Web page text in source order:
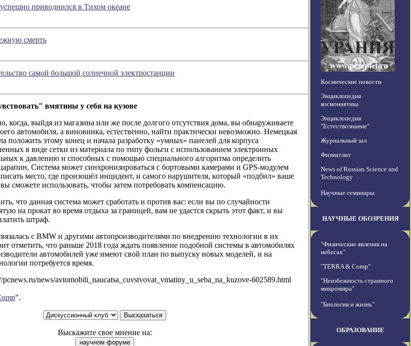
приводнился в Тихом океане
смерть
самой большой солнечной электростанции
вмятины у себя на кузове
когда, выйдя из магазина или же после долгого отсутствия дома, вы обнаруживаете
автомобиля, а виновника, естественно, найти практически невозможно. Немецкая
положить этому конец и начала разработку «умных» панелей для корпуса
в виде сетки из материала по типу фольги с использованием электронных
к давлению и способных с помощью специального алгоритма определить
Система может синхронизироваться с бортовыми камерами и GPS-модулем
место, где произошёл инцидент, и самого нарушителя, который «подбил» ваше
сможете использовать, чтобы затем потребовать компенсацию.
что данная система может сработать и против вас: если вы по случайности
на прокат во время отдыха за границей, вам не удастся скрыть этот факт, и вы
штраф.
с BMW и другими автопроизводителями по внедрению технологии в их
отметить, что раньше 2018 года ждать появление подобной системы в автомобилях
автомобилей уже имеют свой план по выпуску новых моделей, и на
потребуется время.
news/avtomobili_naucatsa_cuvstvovat_vmatiny_u_seba_na_kuzove-602589.html
".
Выскажите свое мнение на:
Космические новости
Энциклопедия
космонавтика
Энциклопедия
"Естествознание"
Журнальный зал
Физматлит
News of Russian Science and
Technology
Научные семинары
НАУЧНЫЕ ОБОЗРЕНИЯ
"Физические явления на
небесах"
"TERRA & Comp"
"Неизбежность странного
микромира"
"Биология и жизнь"
ОБРАЗОВАНИЕ